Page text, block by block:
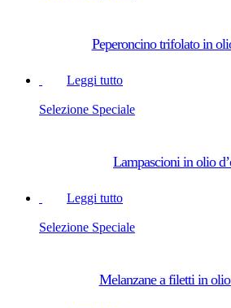
Peperoncino trifolato in
Leggi tutto
Selezione Speciale
Lampascioni in olio
Leggi tutto
Selezione Speciale
Melanzane a filetti in